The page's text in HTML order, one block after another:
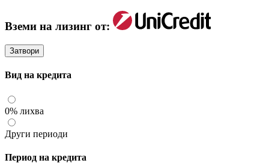
Вземи на лизинг от:
Затвори
Вид на кредита
0% лихва
Други периоди
Период на кредита